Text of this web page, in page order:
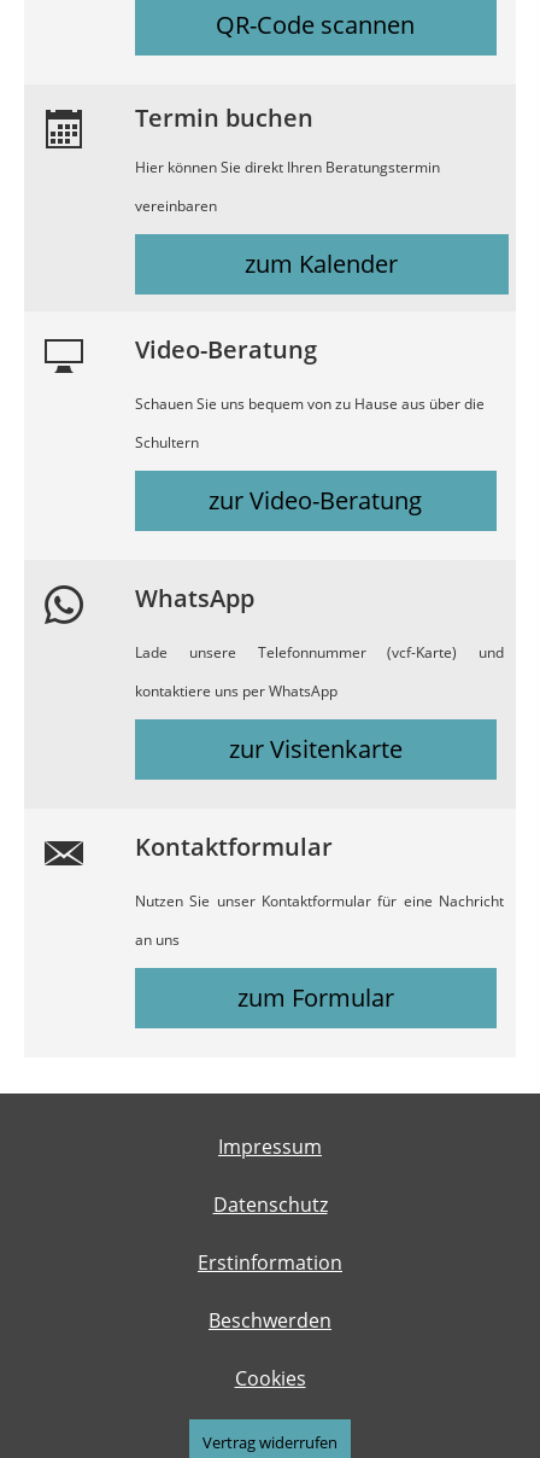
QR-Code scannen
Termin buchen
Hier können Sie direkt Ihren Beratungstermin
vereinbaren
zum Kalender
Video-Beratung
Schauen Sie uns bequem von zu Hause aus über die
Schultern
zur Video-Beratung
WhatsApp
Lade unsere Telefonnummer (vcf-Karte) und
kontaktiere uns per WhatsApp
zur Visitenkarte
Kontaktformular
Nutzen Sie unser Kontaktformular für eine Nachricht
an uns
zum Formular
Impressum
Datenschutz
Erstinformation
Beschwerden
Cookies
Vertrag widerrufen